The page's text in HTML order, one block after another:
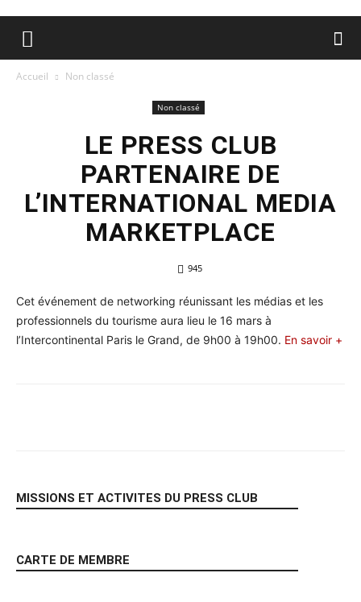
Accueil Non classé
Non classé
LE PRESS CLUB
PARTENAIRE DE
L’INTERNATIONAL MEDIA
MARKETPLACE
945
Cet événement de networking réunissant les médias et les
professionnels du tourisme aura lieu le 16 mars à
l’Intercontinental Paris le Grand, de 9h00 à 19h00. En savoir +
MISSIONS ET ACTIVITES DU PRESS CLUB
CARTE DE MEMBRE